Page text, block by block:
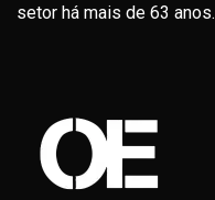
setor há mais de 63 anos.